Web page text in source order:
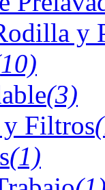
y
(3)
y Filtros
(1)